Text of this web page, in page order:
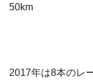
50km
2017年は8本のレ